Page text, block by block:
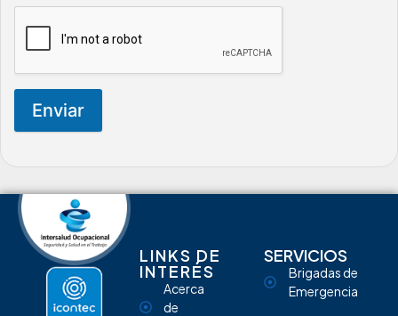
Enviar
LINKS DE
INTERÉS
Acerca
de
SERVICIOS
Brigadas de
Emergencia